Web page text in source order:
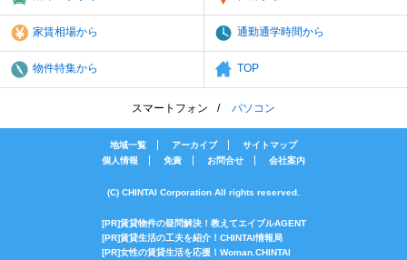
家賃相場から 通勤通学時間から
物件特集から TOP
スマートフォン パソコン
地域一覧 アーカイブ
サイトマップ
個人情報
免責 お問合せ 会社案内
(C) CHINTAI Corporation All rights reserved.
[PR]賃貸物件の疑問解決！教えてエイブルAGENT
[PR]賃貸生活の工夫を紹介！CHINTAI情報局
[PR]女性の賃貸生活を応援！Woman.CHINTAI